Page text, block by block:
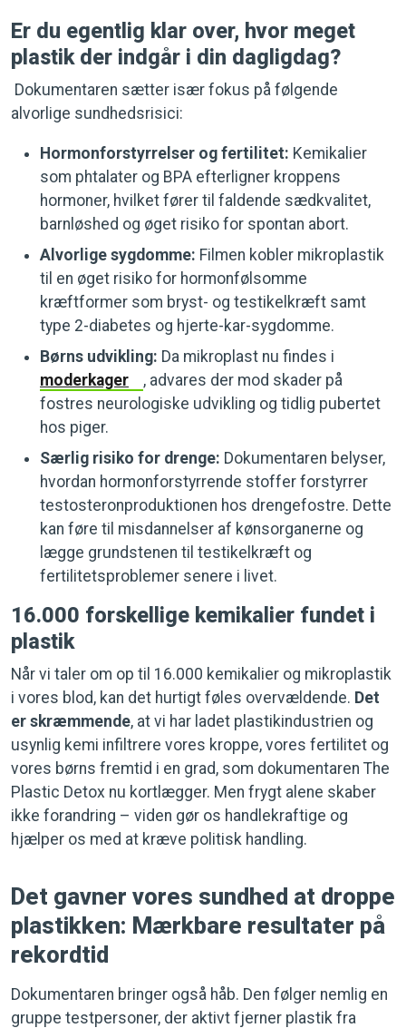
Er du egentlig klar over, hvor meget
plastik der indgår i din dagligdag?
Dokumentaren sætter især fokus på følgende
alvorlige sundhedsrisici:
Hormonforstyrrelser og fertilitet: Kemikalier
som phtalater og BPA efterligner kroppens
hormoner, hvilket fører til faldende sædkvalitet,
barnløshed og øget risiko for spontan abort.
Alvorlige sygdomme: Filmen kobler mikroplastik
til en øget risiko for hormonfølsomme
kræftformer som bryst- og testikelkræft samt
type 2-diabetes og hjerte-kar-sygdomme.
Børns udvikling: Da mikroplast nu findes i
moderkager
, advares der mod skader på
fostres neurologiske udvikling og tidlig pubertet
hos piger.
Særlig risiko for drenge: Dokumentaren belyser,
hvordan hormonforstyrrende stoffer forstyrrer
testosteronproduktionen hos drengefostre. Dette
kan føre til misdannelser af kønsorganerne og
lægge grundstenen til testikelkræft og
fertilitetsproblemer senere i livet.
16.000 forskellige kemikalier fundet i
plastik
Når vi taler om op til 16.000 kemikalier og mikroplastik
i vores blod, kan det hurtigt føles overvældende. Det
er skræmmende, at vi har ladet plastikindustrien og
usynlig kemi infiltrere vores kroppe, vores fertilitet og
vores børns fremtid i en grad, som dokumentaren The
Plastic Detox nu kortlægger. Men frygt alene skaber
ikke forandring – viden gør os handlekraftige og
hjælper os med at kræve politisk handling.
Det gavner vores sundhed at droppe
plastikken: Mærkbare resultater på
rekordtid
Dokumentaren bringer også håb. Den følger nemlig en
gruppe testpersoner, der aktivt fjerner plastik fra